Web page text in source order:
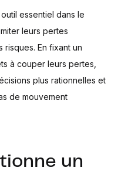
essentiel dans le
leurs pertes
En fixant un
à couper leurs pertes,
plus rationnelles et
de mouvement
un